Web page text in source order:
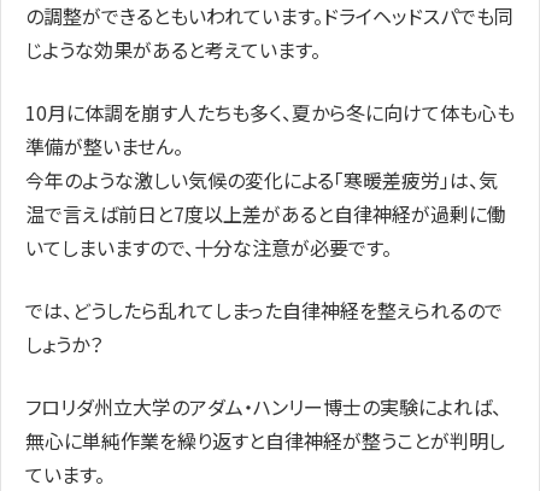
の調整ができるともいわれています。ドライヘッドスパでも同
じような効果があると考えています。
10月に体調を崩す人たちも多く、夏から冬に向けて体も心も
準備が整いません。
今年のような激しい気候の変化による「寒暖差疲労」は、気
温で言えば前日と7度以上差があると自律神経が過剰に働
いてしまいますので、十分な注意が必要です。
では、どうしたら乱れてしまった自律神経を整えられるので
しょうか？
フロリダ州立大学のアダム・ハンリー博士の実験によれば、
無心に単純作業を繰り返すと自律神経が整うことが判明し
ています。